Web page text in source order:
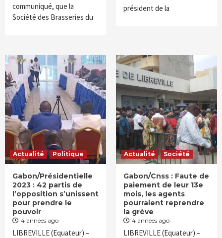
communiqué, que la
Société des Brasseries du
président de la
Actualité Politique
Gabon/Présidentielle
2023 : 42 partis de
l’opposition s’unissent
pour prendre le
pouvoir
4 années ago
LIBREVILLE (Equateur) –
Actualité Société
Gabon/Cnss : Faute de
paiement de leur 13e
mois, les agents
pourraient reprendre
la grève
4 années ago
LIBREVILLE (Equateur) –